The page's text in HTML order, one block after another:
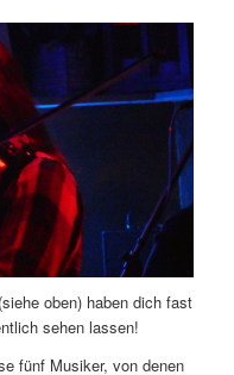
oben) haben dich fast
sehen lassen!
fünf Musiker, von denen